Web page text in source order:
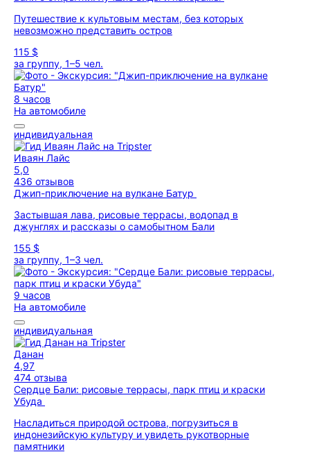
Путешествие к культовым местам, без которых
невозможно представить остров
115 $
за группу, 1–5 чел.
8 часов
На автомобиле
индивидуальная
Иваян Лайс
5,0
436 отзывов
Джип-приключение на вулкане Батур
Застывшая лава, рисовые террасы, водопад в
джунглях и рассказы о самобытном Бали
155 $
за группу, 1–3 чел.
9 часов
На автомобиле
индивидуальная
Данан
4,97
474 отзыва
Сердце Бали: рисовые террасы, парк птиц и краски
Убуда
Насладиться природой острова, погрузиться в
индонезийскую культуру и увидеть рукотворные
памятники